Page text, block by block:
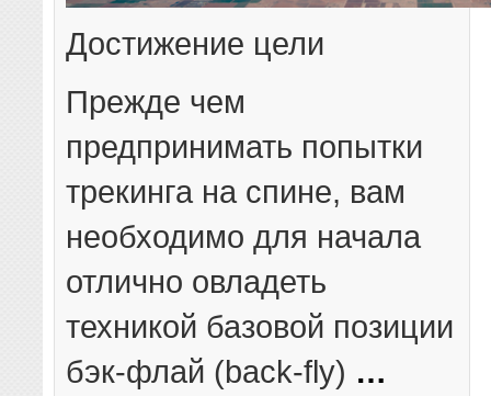
Достижение цели
Прежде чем
предпринимать попытки
трекинга на спине, вам
необходимо для начала
отлично овладеть
техникой базовой позиции
бэк-флай (back-fly) …